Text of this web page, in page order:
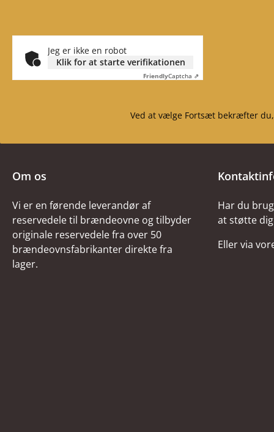
Jeg er ikke en robot
Klik for at starte verifikationen
FriendlyCaptcha ⇗
Ved at vælge Fortsæt bekræfter
Om os
Vi er en førende leverandør af
reservedele til brændeovne og tilbyder
originale reservedele fra over 50
brændeovnsfabrikanter direkte fra
lager.
Har du
at støtte
Eller via